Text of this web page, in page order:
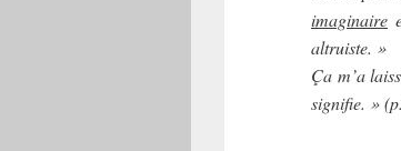
imaginaire
altruiste. »
Ça m’a
signifie. »